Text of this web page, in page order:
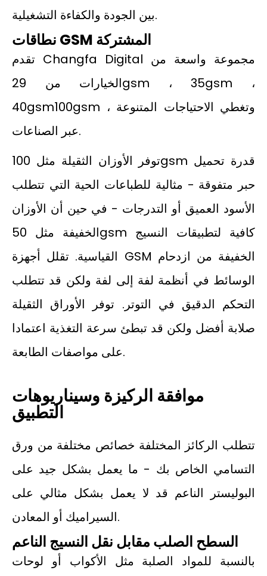
بين الجودة والكفاءة التشغيلية.
نطاقات GSM المشتركة
تقدم Changfa Digital مجموعة واسعة من
الخيارات من 29gsm ، 35gsm ،
40gsm100gsm ، وتغطي الاحتياجات المتنوعة
عبر الصناعات.
توفر الأوزان الثقيلة مثل 100gsm قدرة تحميل
حبر متفوقة - مثالية للطباعات الحية التي تتطلب
الأسود العميق أو التدرجات - في حين أن الأوزان
الخفيفة مثل 50gsm كافية لتطبيقات النسيج
القياسية. تقلل أجهزة GSM الخفيفة من ازدحام
الوسائط في أنظمة لفة إلى لفة ولكن قد تتطلب
التحكم الدقيق في التوتر. توفر الأوراق الثقيلة
صلابة أفضل ولكن قد تبطئ سرعة التغذية اعتمادا
على مواصفات الطابعة.
موافقة الركيزة وسيناريوهات
التطبيق
تتطلب الركائز المختلفة خصائص مختلفة من ورق
التسامي الخاص بك - ما يعمل بشكل جيد على
البوليستر الناعم قد لا يعمل بشكل مثالي على
السيراميك أو المعادن.
السطح الصلب مقابل نقل النسيج الناعم
بالنسبة للمواد الصلبة مثل الأكواب أو لوحات